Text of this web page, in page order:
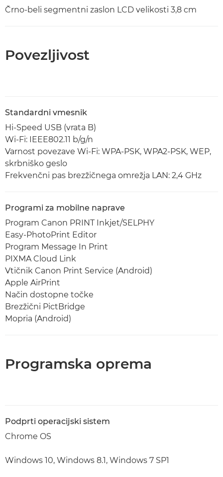
Črno-beli segmentni zaslon LCD velikosti 3,8 cm
Povezljivost
Standardni vmesnik
Hi-Speed USB (vrata B)
Wi-Fi: IEEE802.11 b/g/n
Varnost povezave Wi-Fi: WPA-PSK, WPA2-PSK, WEP,
skrbniško geslo
Frekvenčni pas brezžičnega omrežja LAN: 2,4 GHz
Programi za mobilne naprave
Program Canon PRINT Inkjet/SELPHY
Easy-PhotoPrint Editor
Program Message In Print
PIXMA Cloud Link
Vtičnik Canon Print Service (Android)
Apple AirPrint
Način dostopne točke
Brezžični PictBridge
Mopria (Android)
Programska oprema
Podprti operacijski sistem
Chrome OS
Windows 10, Windows 8.1, Windows 7 SP1